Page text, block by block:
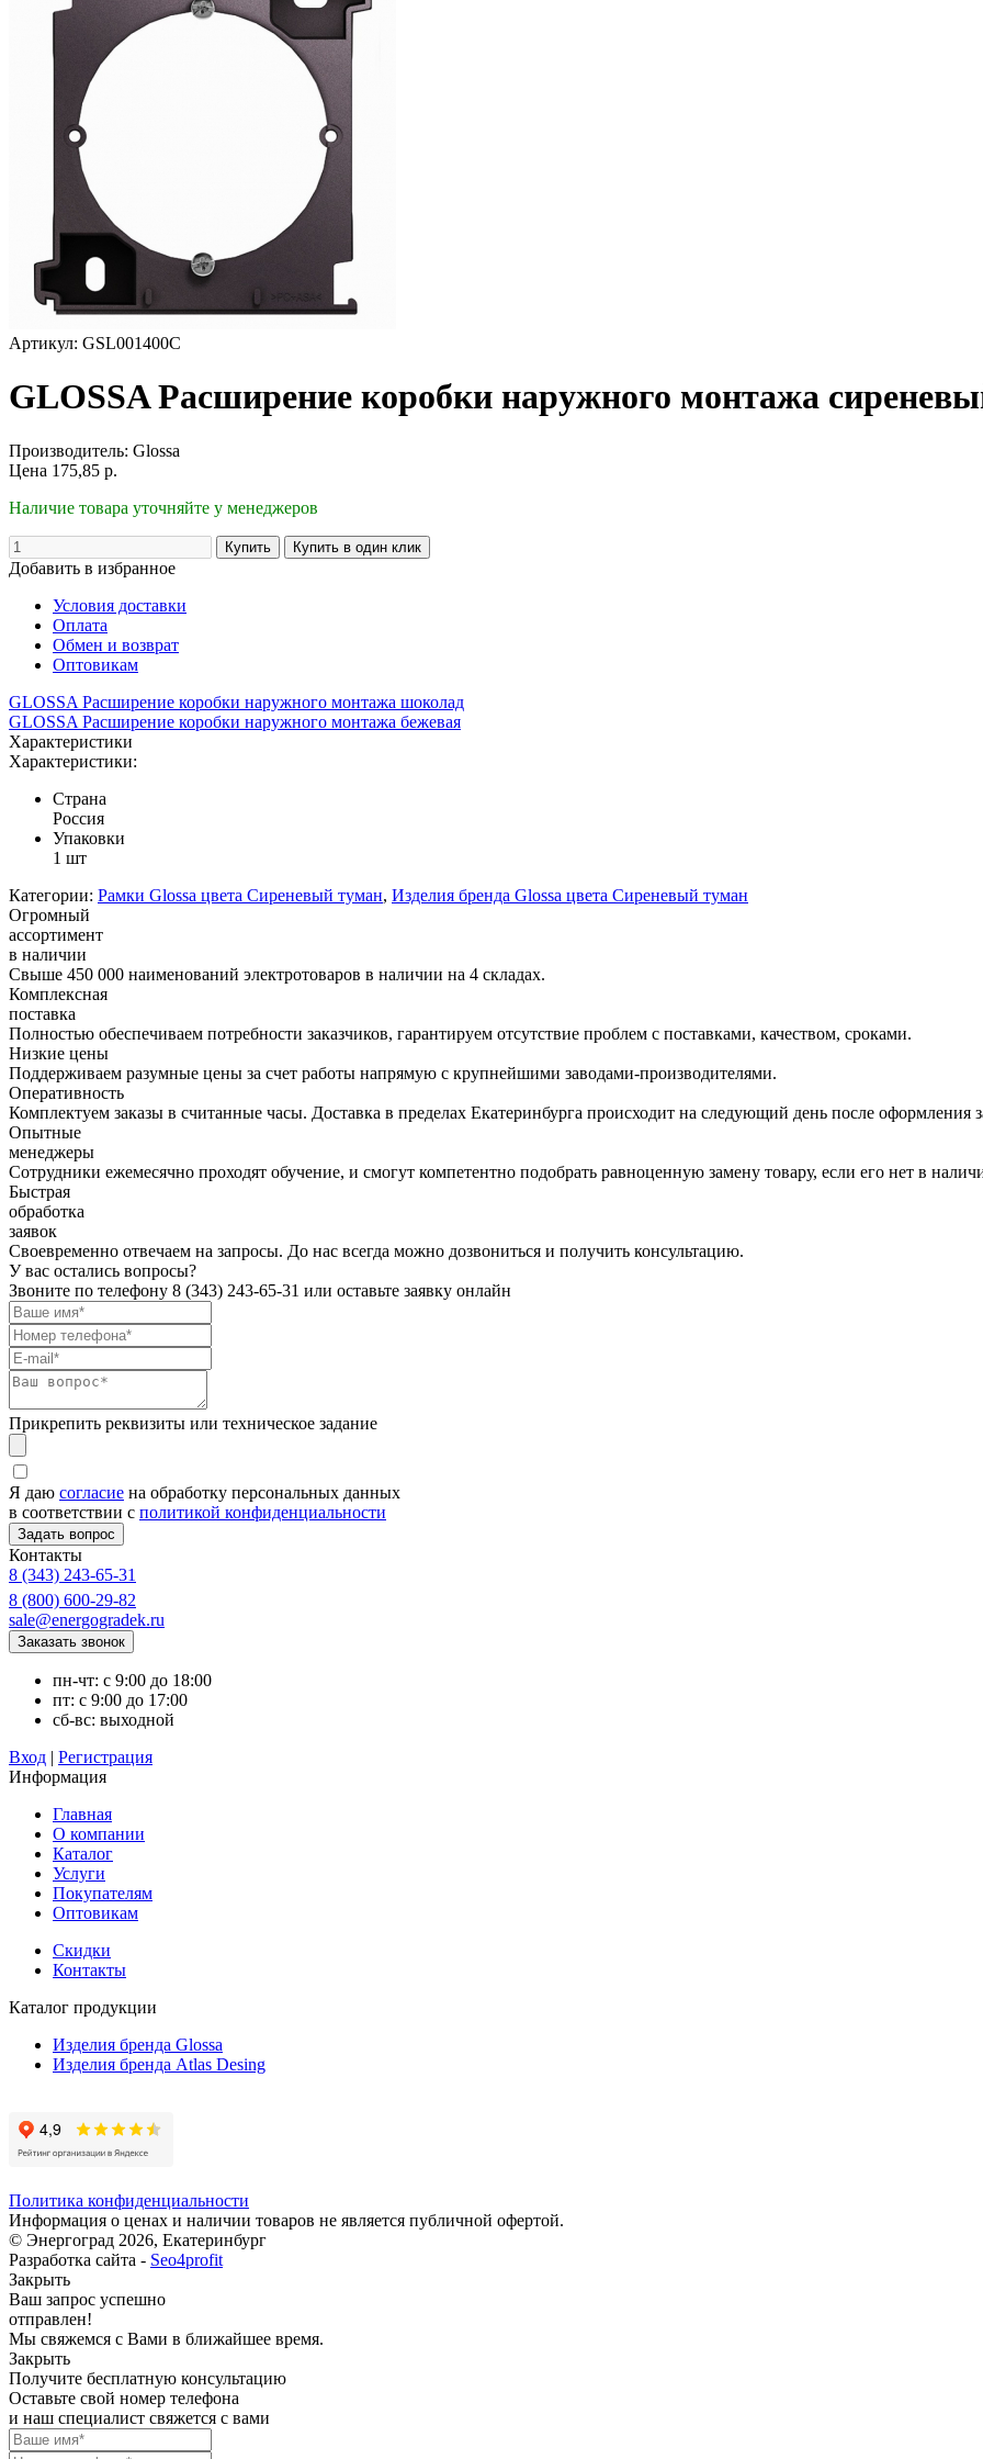
Артикул: GSL001400C
GLOSSA Расширение коробки наружного монтажа
Производитель: Glossa
Цена 175,85 р.
Наличие товара уточняйте у менеджеров
Добавить в избранное
Условия доставки
Оплата
Обмен и возврат
Оптовикам
GLOSSA Расширение коробки наружного монтажа шоколад
GLOSSA Расширение коробки наружного монтажа бежевая
Характеристики
Характеристики:
Страна
Россия
Упаковки
1 шт
Категории: Рамки Glossa цвета Сиреневый туман, Изделия бренда Glossa цвета Сиреневый туман
Огромный
ассортимент
в наличии
Свыше 450 000 наименований электротоваров в наличии на 4 складах.
Комплексная
поставка
Полностью обеспечиваем потребности заказчиков, гарантируем отсутствие проблем с поставками, качеством, сроками.
Низкие цены
Поддерживаем разумные цены за счет работы напрямую с крупнейшими заводами-производителями.
Оперативность
Комплектуем заказы в считанные часы. Доставка в пределах Екатеринбурга происходит на следующий день после оформления
Опытные
менеджеры
Сотрудники ежемесячно проходят обучение, и смогут компетентно подобрать равноценную замену товару, если его нет в
Быстрая
обработка
заявок
Своевременно отвечаем на запросы. До нас всегда можно дозвониться и получить консультацию.
У вас остались вопросы?
Звоните по телефону 8 (343) 243-65-31 или оставьте заявку онлайн
Прикрепить реквизиты или техническое задание
Я даю согласие на обработку персональных данных
в соответствии с политикой конфиденциальности
Контакты
8 (343) 243-65-31
8 (800) 600-29-82
sale@energogradek.ru
пн-чт: с 9:00 до 18:00
пт: с 9:00 до 17:00
сб-вс: выходной
Вход | Регистрация
Информация
Главная
О компании
Каталог
Услуги
Покупателям
Оптовикам
Скидки
Контакты
Каталог продукции
Изделия бренда Glossa
Изделия бренда Atlas Desing
Политика конфиденциальности
Информация о ценах и наличии товаров не является публичной офертой.
© Энергоград 2026, Екатеринбург
Разработка сайта - Seo4profit
Закрыть
Ваш запрос успешно
отправлен!
Мы свяжемся с Вами в ближайшее время.
Закрыть
Получите бесплатную консультацию
Оставьте свой номер телефона
и наш специалист свяжется с вами